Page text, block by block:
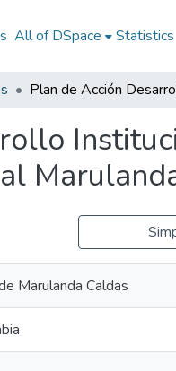
All of DSpace Statistics
Marulanda Caldas